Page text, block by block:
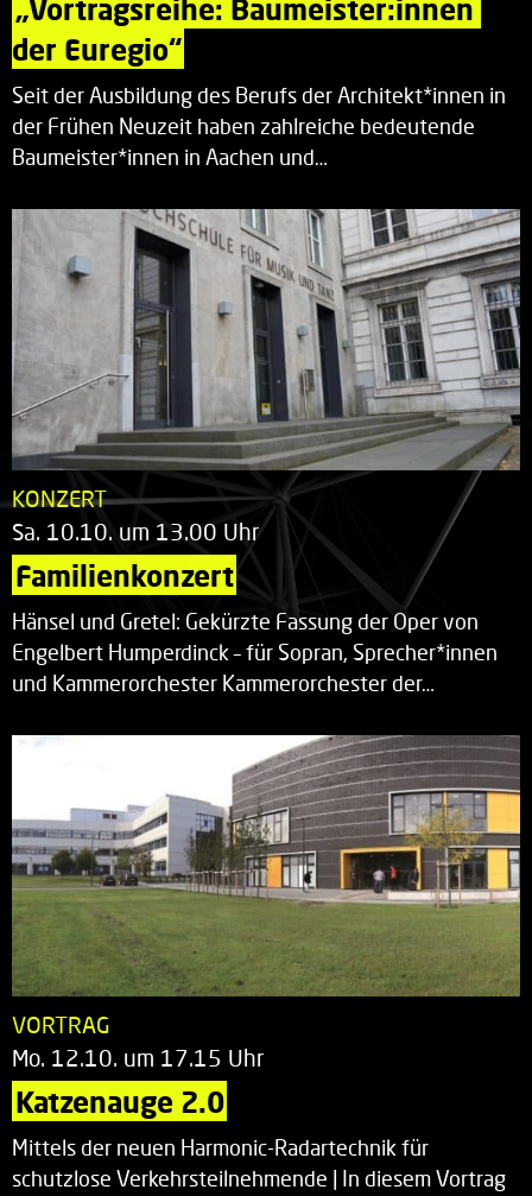
„Vortragsreihe: Baumeister:innen
der Euregio“
Seit der Ausbildung des Berufs der Architekt*innen in
der Frühen Neuzeit haben zahlreiche bedeutende
Baumeister*innen in Aachen und…
KONZERT
Sa. 10.10. um 13.00 Uhr
Familienkonzert
Hänsel und Gretel: Gekürzte Fassung der Oper von
Engelbert Humperdinck – für Sopran, Sprecher*innen
und Kammerorchester Kammerorchester der…
VORTRAG
Mo. 12.10. um 17.15 Uhr
Katzenauge 2.0
Mittels der neuen Harmonic-Radartechnik für
schutzlose Verkehrsteilnehmende | In diesem Vortrag